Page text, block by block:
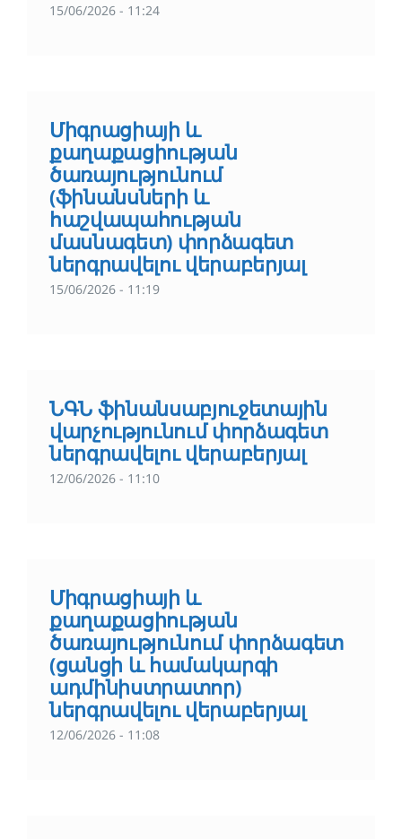
15/06/2026 - 11:24
Միգրացիայի և
քաղաքացիության
ծառայությունում
(ֆինանսների և
հաշվապահության
մասնագետ) փորձագետ
ներգրավելու վերաբերյալ
15/06/2026 - 11:19
ՆԳՆ ֆինանսաբյուջետային
վարչությունում փորձագետ
ներգրավելու վերաբերյալ
12/06/2026 - 11:10
Միգրացիայի և
քաղաքացիության
ծառայությունում փորձագետ
(ցանցի և համակարգի
ադմինիստրատոր)
ներգրավելու վերաբերյալ
12/06/2026 - 11:08